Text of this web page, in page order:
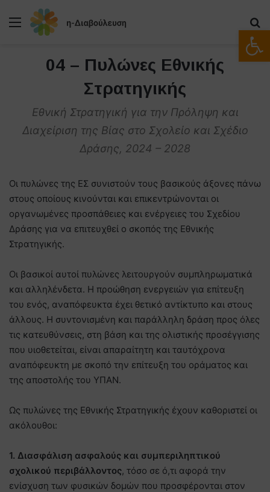
Μενού
04 – Πυλώνες Εθνικής
Στρατηγικής
Εθνική Στρατηγική για την Πρόληψη και
Διαχείριση της Βίας στο Σχολείο και Σχέδιο
Δράσης, 2024 – 2028
Οι πυλώνες της ΕΣ συνιστούν τους βασικούς άξονες πάνω
στους οποίους κινούνται και επικεντρώνονται οι
οργανωμένες προσπάθειες και ενέργειες του Σχεδίου
Δράσης για να επιτευχθεί ο σκοπός της Εθνικής
Στρατηγικής.
Οι βασικοί αυτοί πυλώνες λειτουργούν συμπληρωματικά
και αλληλένδετα. Η προώθηση ενεργειών για επίτευξη
του ενός, αναπόφευκτα έχει θετικό αντίκτυπο και στους
άλλους. Η συντονισμένη και παράλληλη δράση προς όλες
τις κατευθύνσεις, στη βάση και της ολιστικής προσέγγισης
που υιοθετείται, είναι απαραίτητη και ταυτόχρονα
αναπόφευκτη με σκοπό την επίτευξη του οράματος και
της αποστολής του ΥΠΑΝ.
Ως πυλώνες της Εθνικής Στρατηγικής έχουν καθοριστεί οι
ακόλουθοι:
1. Διασφάλιση ασφαλούς και συμπεριληπτικού
σχολικού περιβάλλοντος, τόσο σε ό,τι αφορά την
ενίσχυση των φυσικών δομών που προσφέρονται στον